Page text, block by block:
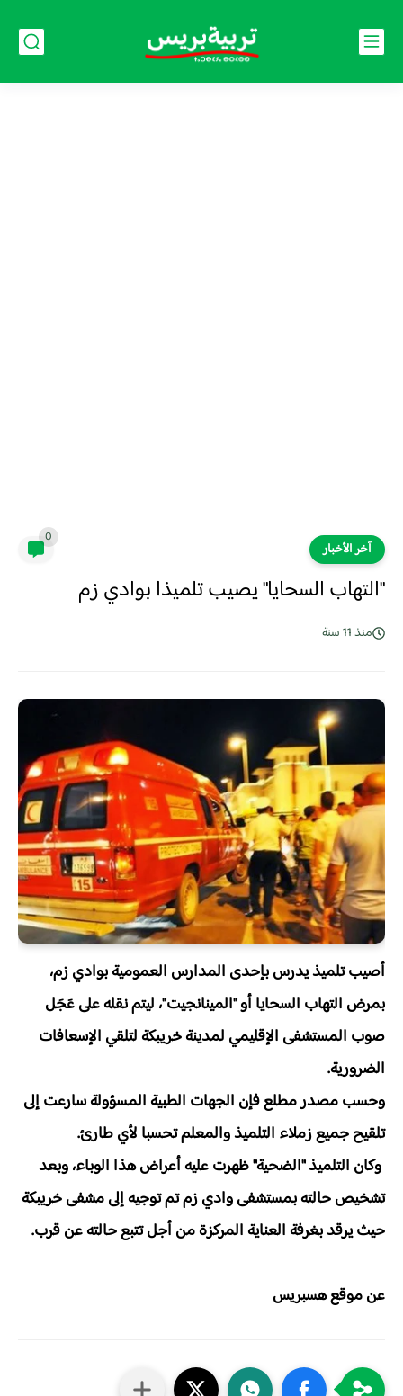
آخر الأخبار
0
"التهاب السحايا" يصيب تلميذا بوادي زم
منذ 11 سنة
أصيب تلميذ يدرس بإحدى المدارس العمومية بوادي زم،
بمرض التهاب السحايا أو "المينانجيت"، ليتم نقله على عَجَل
صوب المستشفى الإقليمي لمدينة خريبكة لتلقي الإسعافات
الضرورية.
وحسب مصدر مطلع فإن الجهات الطبية المسؤولة سارعت إلى
تلقيح جميع زملاء التلميذ والمعلم تحسبا لأي طارئ.
وكان التلميذ "الضحية" ظهرت عليه أعراض هذا الوباء، وبعد
تشخيص حالته بمستشفى وادي زم تم توجيه إلى مشفى خريبكة
حيث يرقد بغرفة العناية المركزة من أجل تتبع حالته عن قرب.
عن موقع هسبريس